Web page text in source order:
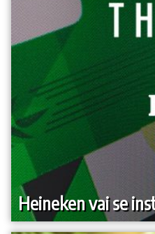
Heineken vai se